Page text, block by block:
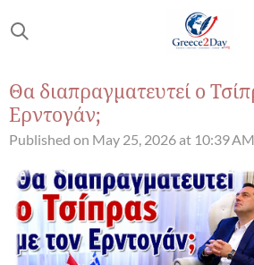
to
content
Θα διαπραγματευτεί ο
Ερντογάν;
Published on May 25, 2026 at 10:39 AM